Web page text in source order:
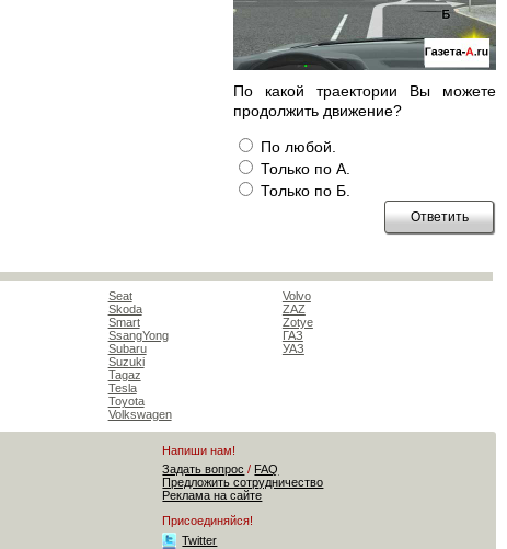
По какой траектории Вы можете
продолжить движение?
По любой.
Только по А.
Только по Б.
Seat
Skoda
Smart
SsangYong
Subaru
Suzuki
Tagaz
Tesla
Toyota
Volkswagen
Volvo
ZAZ
Zotye
ГАЗ
УАЗ
Напиши нам!
Задать вопрос / FAQ
Предложить сотрудничество
Реклама на сайте
Присоединяйся!
Twitter